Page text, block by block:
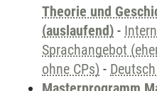
Theorie und
(auslaufend) -
Sprachangebot
ohne CPs) -